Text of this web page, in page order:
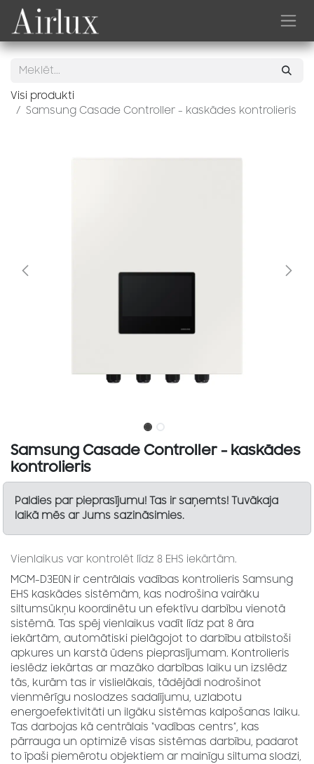
Skip to Content
Visi produkti
Samsung Casade Controller - kaskādes kontrolieris
Samsung Casade Controller - kaskādes
kontrolieris
Paldies par pieprasījumu! Tas ir saņemts! Tuvākaja
laikā mēs ar Jums sazināsimies.
Vienlaikus var kontrolēt līdz 8 EHS iekārtām.
MCM-D3E0N ir centrālais vadības kontrolieris Samsung
EHS kaskādes sistēmām, kas nodrošina vairāku
siltumsūkņu koordinētu un efektīvu darbību vienotā
sistēmā. Tas spēj vienlaikus vadīt līdz pat 8 āra
iekārtām, automātiski pielāgojot to darbību atbilstoši
apkures un karstā ūdens pieprasījumam. Kontrolieris
ieslēdz iekārtas ar mazāko darbības laiku un izslēdz
tās, kurām tas ir vislielākais, tādējādi nodrošinot
vienmērīgu noslodzes sadalījumu, uzlabotu
energoefektivitāti un ilgāku sistēmas kalpošanas laiku.
Tas darbojas kā centrālais “vadības centrs”, kas
pārrauga un optimizē visas sistēmas darbību, padarot
to īpaši piemērotu objektiem ar mainīgu siltuma slodzi,